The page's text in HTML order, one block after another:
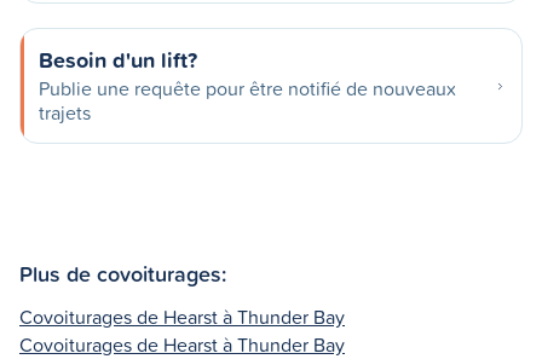
Besoin d'un lift?
Publie une requête pour être notifié de nouveaux
trajets
Plus de covoiturages:
Covoiturages de Hearst à Thunder Bay
Covoiturages de Hearst à Thunder Bay